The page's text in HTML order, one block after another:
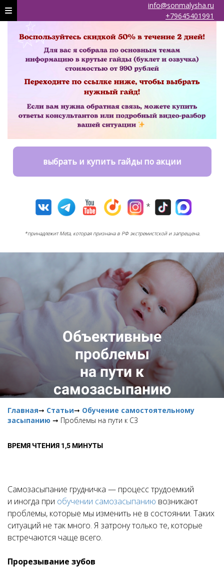
info@sonmalysha.ru
+79645401991
выбрать и купить гайды по акции
*
*принадлежит Meta, которая признана в РФ экстремистской и запрещена.
Объективные
проблемы
на пути к
самозасыпанию
Главная➞ Статьи➞ Обучение самостоятельному
засыпанию ➞ Проблемы на пути к СЗ
ВРЕМЯ ЧТЕНИЯ 1,5 МИНУТЫ
Самозасыпание грудничка — процесс трудоемкий
и иногда при обучении самозасыпанию возникают
проблемы, которые мы изменить не в состоянии. Таких
ситуаций не так много. Я затрону только те, которые
встречаются чаще всего.
Прорезывание зубов